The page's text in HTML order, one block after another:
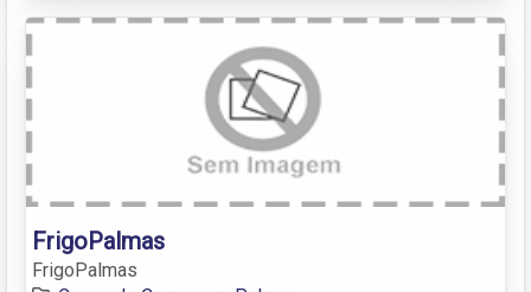
FrigoPalmas
FrigoPalmas